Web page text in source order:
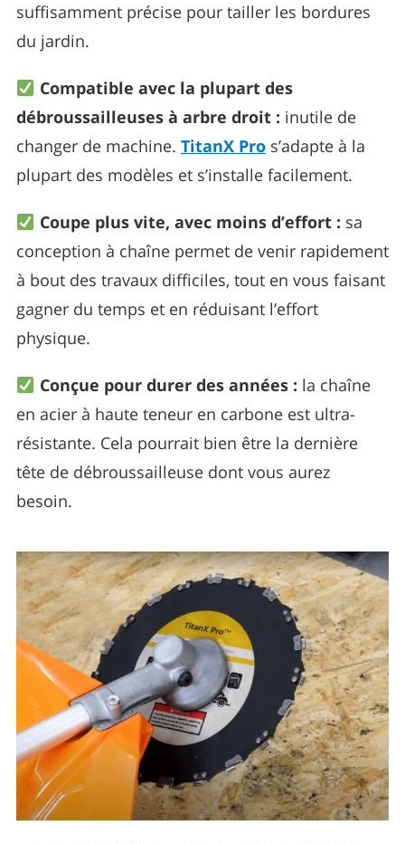
suffisamment précise pour tailler les bordures
du jardin.
Compatible avec la plupart des
débroussailleuses à arbre droit : inutile de
changer de machine. TitanX Pro s’adapte à la
plupart des modèles et s’installe facilement.
Coupe plus vite, avec moins d’effort : sa
conception à chaîne permet de venir rapidement
à bout des travaux difficiles, tout en vous faisant
gagner du temps et en réduisant l’effort
physique.
Conçue pour durer des années : la chaîne
en acier à haute teneur en carbone est ultra-
résistante. Cela pourrait bien être la dernière
tête de débroussailleuse dont vous aurez
besoin.